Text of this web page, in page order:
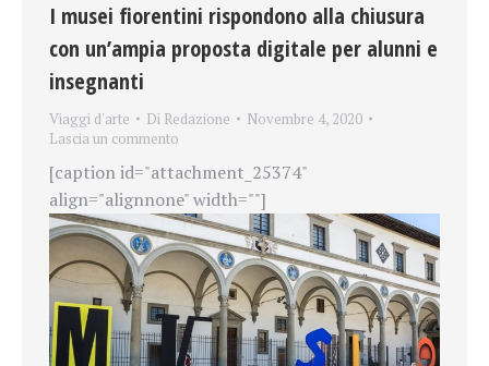
I musei fiorentini rispondono alla chiusura
con un’ampia proposta digitale per alunni e
insegnanti
Viaggi d'arte Di Redazione
Novembre 4, 2020
Lascia un commento
[caption id="attachment_25374"
align="alignnone" width=""]